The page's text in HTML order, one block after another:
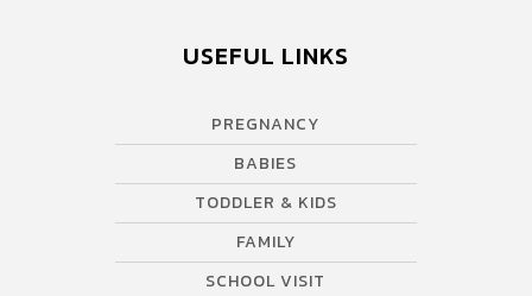
USEFUL LINKS
PREGNANCY
BABIES
TODDLER & KIDS
FAMILY
SCHOOL VISIT